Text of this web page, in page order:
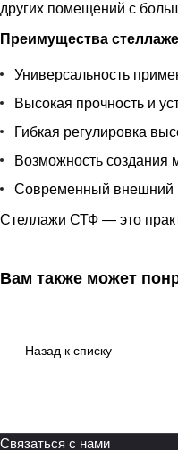
других помещений с
Преимущества
Универсальность
Высокая прочность и
Гибкая регулировка
Возможность создания
Современный внешний
Стеллажи СТФ — это
Вам также может
Назад к списку
Связаться с нами